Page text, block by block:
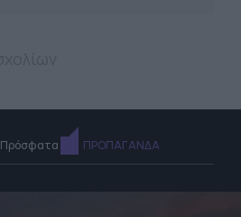
Πρόσφατα ΠΡΟΠΑΓΑΝΔΑ